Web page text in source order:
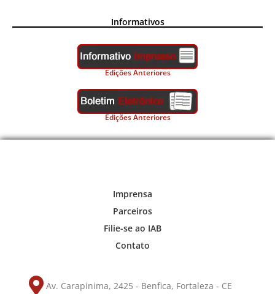
Informativos
Edições Anteriores
Edições Anteriores
Imprensa
Parceiros
Filie-se ao IAB
Contato
Av. Carapinima, 2425 - Benfica, Fortaleza - CE